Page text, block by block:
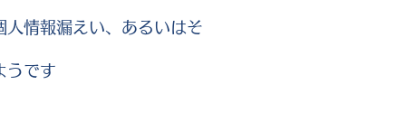
情報漏えい、あるいはそ
うです